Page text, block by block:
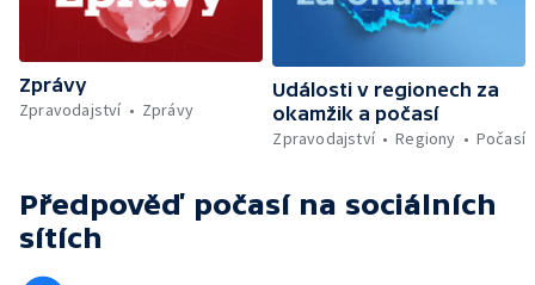
Zprávy
Zpravodajství
Zprávy
Události v regionech za
okamžik a počasí
Zpravodajství
Regiony Počasí
Předpověď počasí na sociálních
sítích